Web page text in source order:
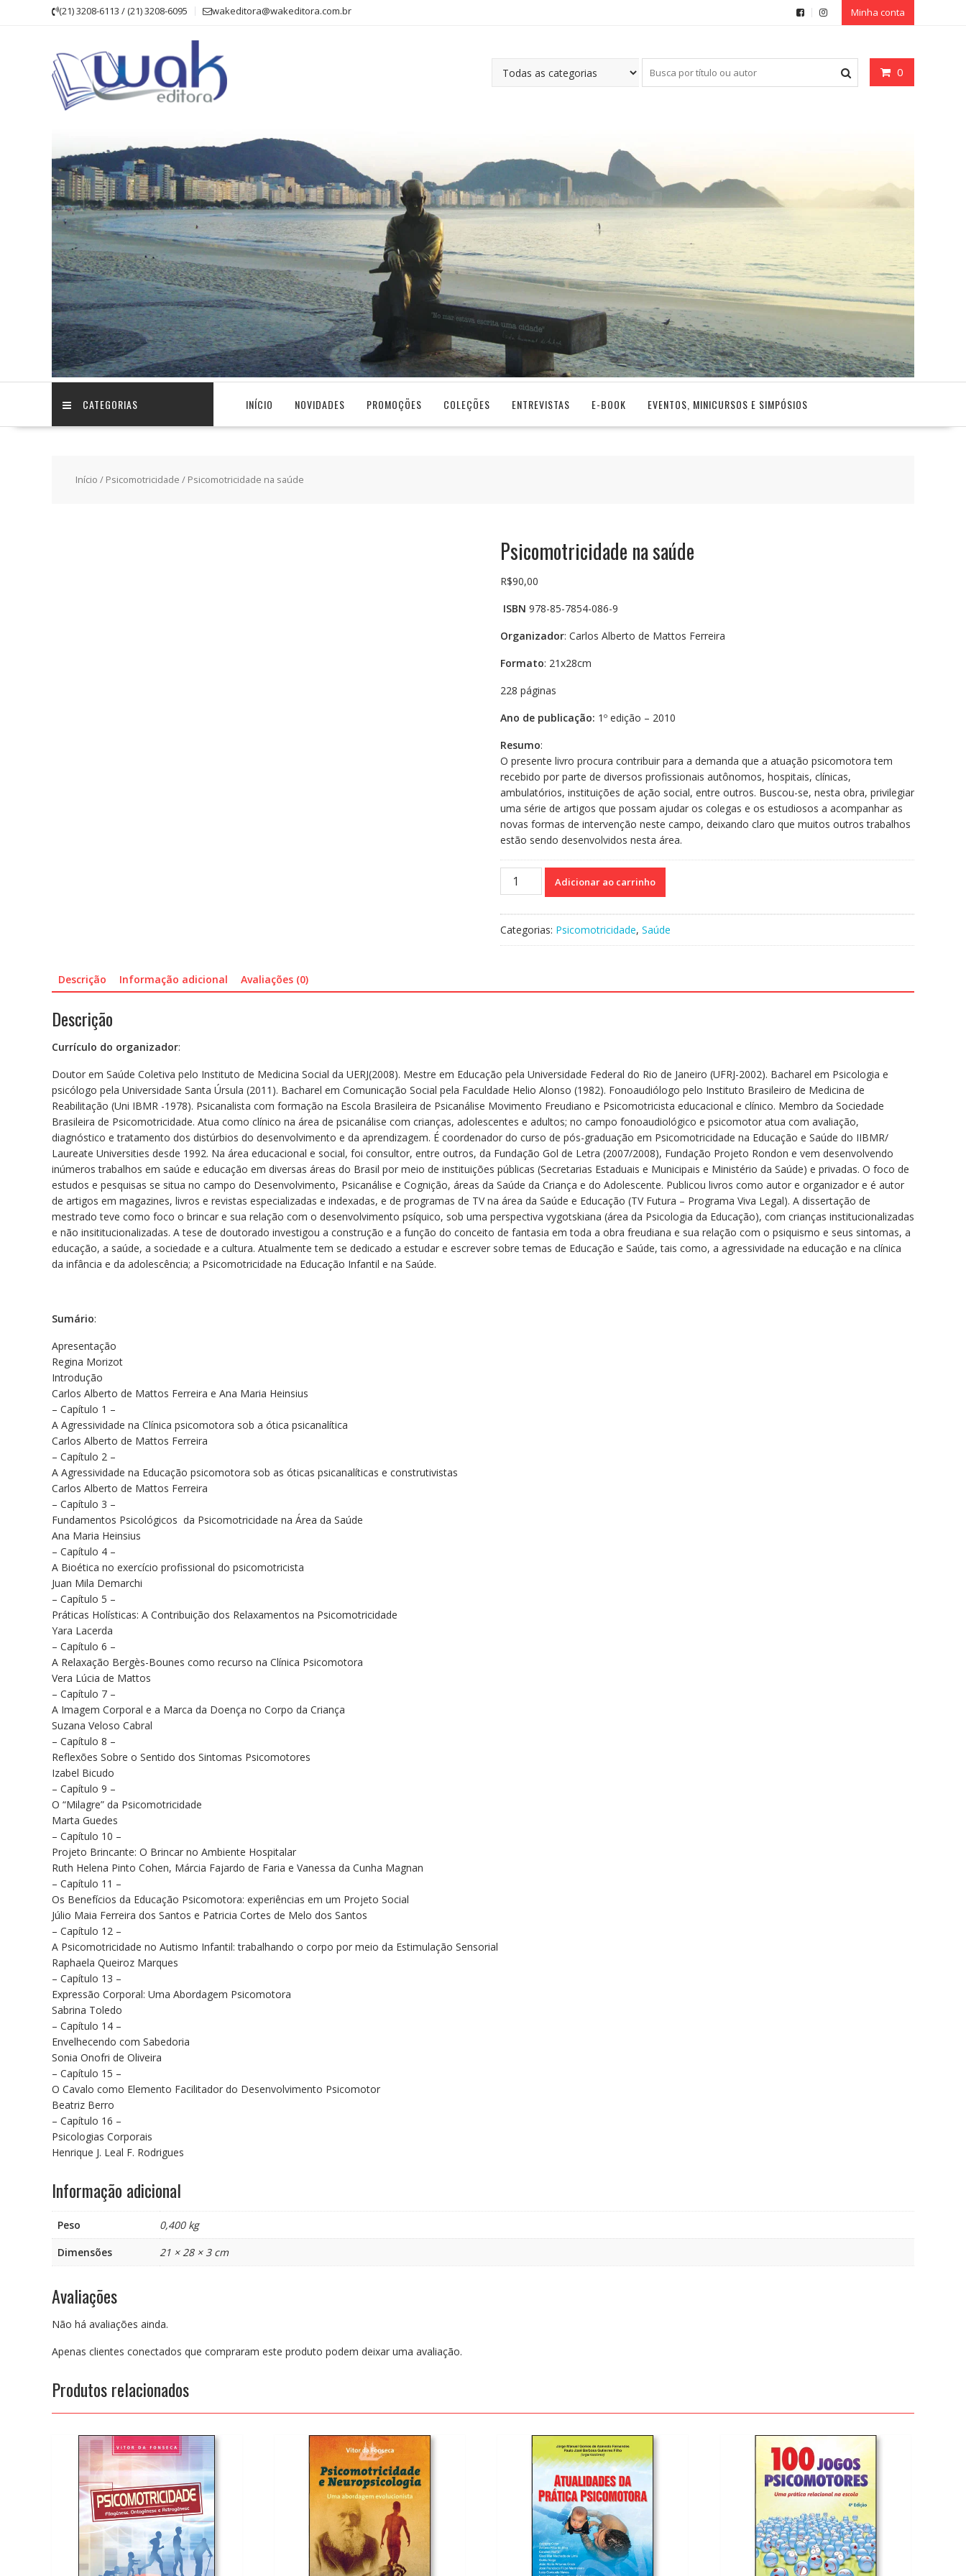
(21) 3208-6113 / (21) 3208-6095 wakeditora@wakeditora.com.br Minha conta
0
CATEGORIAS INÍCIO NOVIDADES PROMOÇÕES COLEÇÕES ENTREVISTAS E-BOOK EVENTOS, MINICURSOS E SIMPÓSIOS
Início / Psicomotricidade / Psicomotricidade na saúde
Psicomotricidade na saúde
R$90,00
ISBN 978-85-7854-086-9
Organizador: Carlos Alberto de Mattos Ferreira
Formato: 21x28cm
228 páginas
Ano de publicação: 1º edição – 2010
Resumo:
O presente livro procura contribuir para a demanda que a atuação psicomotora tem
recebido por parte de diversos profissionais autônomos, hospitais, clínicas,
ambulatórios, instituições de ação social, entre outros. Buscou-se, nesta obra, privilegiar
uma série de artigos que possam ajudar os colegas e os estudiosos a acompanhar as
novas formas de intervenção neste campo, deixando claro que muitos outros trabalhos
estão sendo desenvolvidos nesta área.
Psicomotricidade
Adicionar ao carrinho
Categorias: Psicomotricidade, Saúde
Descrição Informação adicional Avaliações (0)
Descrição
Currículo do organizador:
Doutor em Saúde Coletiva pelo Instituto de Medicina Social da UERJ(2008). Mestre em Educação pela Universidade Federal do Rio de Janeiro (UFRJ-2002). Bacharel em Psicologia e
psicólogo pela Universidade Santa Úrsula (2011). Bacharel em Comunicação Social pela Faculdade Helio Alonso (1982). Fonoaudiólogo pelo Instituto Brasileiro de Medicina de
Reabilitação (Uni IBMR -1978). Psicanalista com formação na Escola Brasileira de Psicanálise Movimento Freudiano e Psicomotricista educacional e clínico. Membro da Sociedade
Brasileira de Psicomotricidade. Atua como clínico na área de psicanálise com crianças, adolescentes e adultos; no campo fonoaudiológico e psicomotor atua com avaliação,
diagnóstico e tratamento dos distúrbios do desenvolvimento e da aprendizagem. É coordenador do curso de pós-graduação em Psicomotricidade na Educação e Saúde do IIBMR/
Laureate Universities desde 1992. Na área educacional e social, foi consultor, entre outros, da Fundação Gol de Letra (2007/2008), Fundação Projeto Rondon e vem desenvolvendo
inúmeros trabalhos em saúde e educação em diversas áreas do Brasil por meio de instituições públicas (Secretarias Estaduais e Municipais e Ministério da Saúde) e privadas. O foco de
estudos e pesquisas se situa no campo do Desenvolvimento, Psicanálise e Cognição, áreas da Saúde da Criança e do Adolescente. Publicou livros como autor e organizador e é autor
de artigos em magazines, livros e revistas especializadas e indexadas, e de programas de TV na área da Saúde e Educação (TV Futura – Programa Viva Legal). A dissertação de
mestrado teve como foco o brincar e sua relação com o desenvolvimento psíquico, sob uma perspectiva vygotskiana (área da Psicologia da Educação), com crianças institucionalizadas
e não insititucionalizadas. A tese de doutorado investigou a construção e a função do conceito de fantasia em toda a obra freudiana e sua relação com o psiquismo e seus sintomas, a
educação, a saúde, a sociedade e a cultura. Atualmente tem se dedicado a estudar e escrever sobre temas de Educação e Saúde, tais como, a agressividade na educação e na clínica
da infância e da adolescência; a Psicomotricidade na Educação Infantil e na Saúde.
Sumário:
Apresentação
Regina Morizot
Introdução
Carlos Alberto de Mattos Ferreira e Ana Maria Heinsius
– Capítulo 1 –
A Agressividade na Clínica psicomotora sob a ótica psicanalítica
Carlos Alberto de Mattos Ferreira
– Capítulo 2 –
A Agressividade na Educação psicomotora sob as óticas psicanalíticas e construtivistas
Carlos Alberto de Mattos Ferreira
– Capítulo 3 –
Fundamentos Psicológicos da Psicomotricidade na Área da Saúde
Ana Maria Heinsius
– Capítulo 4 –
A Bioética no exercício profissional do psicomotricista
Juan Mila Demarchi
– Capítulo 5 –
Práticas Holísticas: A Contribuição dos Relaxamentos na Psicomotricidade
Yara Lacerda
– Capítulo 6 –
A Relaxação Bergès-Bounes como recurso na Clínica Psicomotora
Vera Lúcia de Mattos
– Capítulo 7 –
A Imagem Corporal e a Marca da Doença no Corpo da Criança
Suzana Veloso Cabral
– Capítulo 8 –
Reflexões Sobre o Sentido dos Sintomas Psicomotores
Izabel Bicudo
– Capítulo 9 –
O “Milagre” da Psicomotricidade
Marta Guedes
– Capítulo 10 –
Projeto Brincante: O Brincar no Ambiente Hospitalar
Ruth Helena Pinto Cohen, Márcia Fajardo de Faria e Vanessa da Cunha Magnan
– Capítulo 11 –
Os Benefícios da Educação Psicomotora: experiências em um Projeto Social
Júlio Maia Ferreira dos Santos e Patricia Cortes de Melo dos Santos
– Capítulo 12 –
A Psicomotricidade no Autismo Infantil: trabalhando o corpo por meio da Estimulação Sensorial
Raphaela Queiroz Marques
– Capítulo 13 –
Expressão Corporal: Uma Abordagem Psicomotora
Sabrina Toledo
– Capítulo 14 –
Envelhecendo com Sabedoria
Sonia Onofri de Oliveira
– Capítulo 15 –
O Cavalo como Elemento Facilitador do Desenvolvimento Psicomotor
Beatriz Berro
– Capítulo 16 –
Psicologias Corporais
Henrique J. Leal F. Rodrigues
Informação adicional
Peso
0,400 kg
Dimensões
21 × 28 × 3 cm
Avaliações
Não há avaliações ainda.
Apenas clientes conectados que compraram este produto podem deixar uma avaliação.
Produtos relacionados